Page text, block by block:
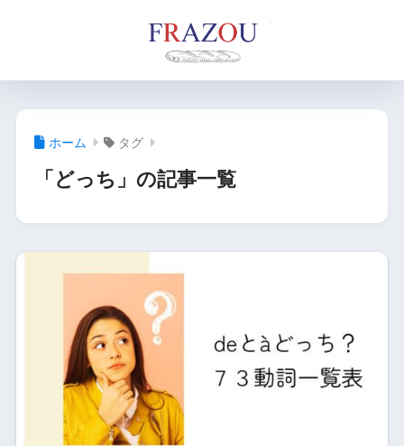
ホーム タグ
「どっち」の記事一覧